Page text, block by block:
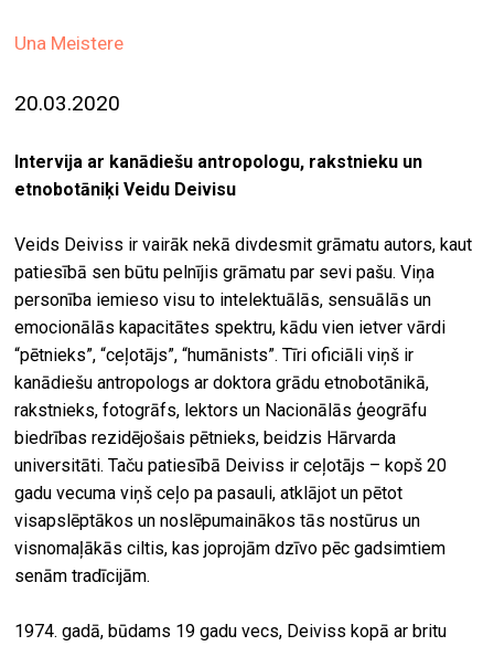
meklēt
Una Meistere
20.03.2020
Intervija ar kanādiešu antropologu, rakstnieku un
etnobotāniķi Veidu Deivisu
Veids Deiviss ir vairāk nekā divdesmit grāmatu autors, kaut
patiesībā sen būtu pelnījis grāmatu par sevi pašu. Viņa
personība iemieso visu to intelektuālās, sensuālās un
emocionālās kapacitātes spektru, kādu vien ietver vārdi
“pētnieks”, “ceļotājs”, “humānists”. Tīri oficiāli viņš ir
kanādiešu antropologs ar doktora grādu etnobotānikā,
rakstnieks, fotogrāfs, lektors un Nacionālās ģeogrāfu
biedrības rezidējošais pētnieks, beidzis Hārvarda
universitāti. Taču patiesībā Deiviss ir ceļotājs – kopš 20
gadu vecuma viņš ceļo pa pasauli, atklājot un pētot
visapslēptākos un noslēpumainākos tās nostūrus un
visnomaļākās ciltis, kas joprojām dzīvo pēc gadsimtiem
senām tradīcijām.
1974. gadā, būdams 19 gadu vecs, Deiviss kopā ar britu